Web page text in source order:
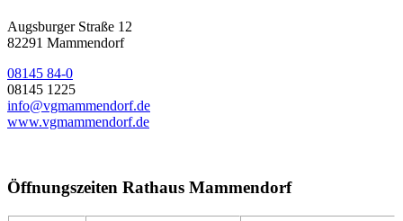
Augsburger Straße 12
82291 Mammendorf
08145 84-0
08145 1225
info@vgmammendorf.de
www.vgmammendorf.de
Öffnungszeiten Rathaus Mammendorf